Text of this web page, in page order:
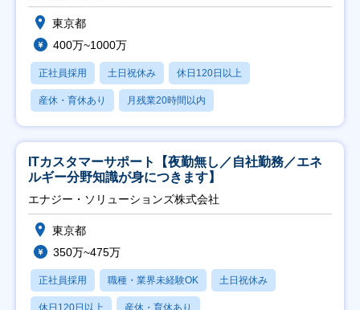
東京都
400万~1000万
正社員採用 土日祝休み 休日120日以上
産休・育休あり 月残業20時間以内
ITカスタマーサポート【夜勤無し／自社勤務／エネ
ルギー分野知識が身につきます】
エナジー・ソリューションズ株式会社
東京都
350万~475万
正社員採用 職種・業界未経験OK 土日祝休み
休日120日以上 産休・育休あり